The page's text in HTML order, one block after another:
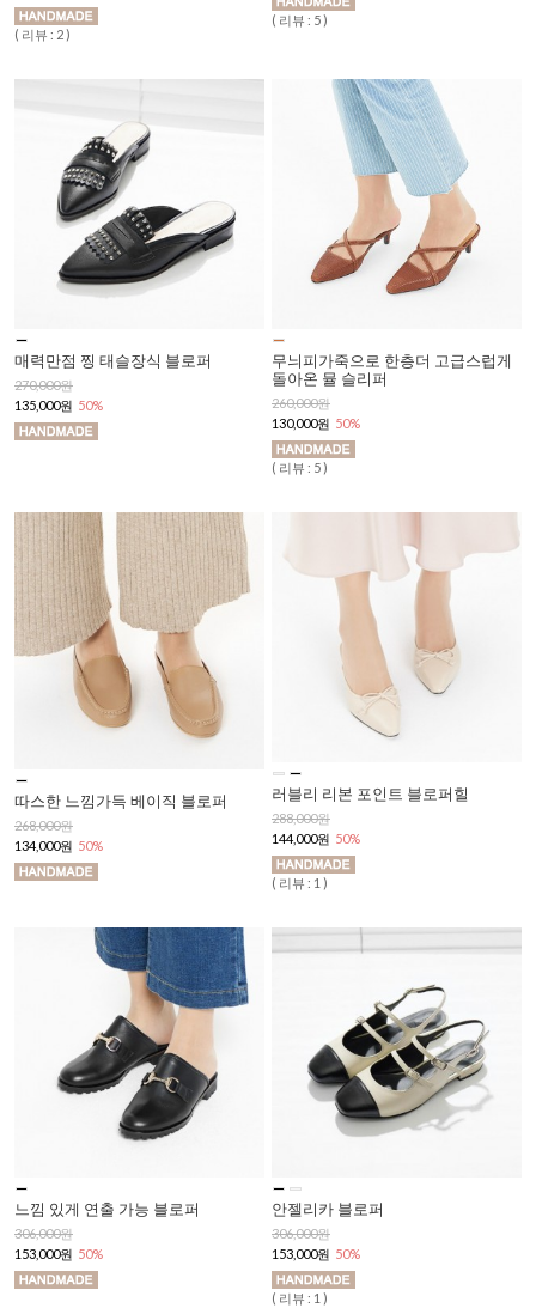
( 리뷰 : 2 )
( 리뷰 : 5 )
매력만점 찡 태슬장식 블로퍼
270,000원
135,000원 50%
무늬피가죽으로 한층더 고급스럽게
돌아온 뮬 슬리퍼
260,000원
130,000원 50%
( 리뷰 : 5 )
따스한 느낌가득 베이직 블로퍼
268,000원
134,000원 50%
러블리 리본 포인트 블로퍼힐
288,000원
144,000원 50%
( 리뷰 : 1 )
느낌 있게 연출 가능 블로퍼
306,000원
153,000원 50%
안젤리카 블로퍼
306,000원
153,000원 50%
( 리뷰 : 1 )